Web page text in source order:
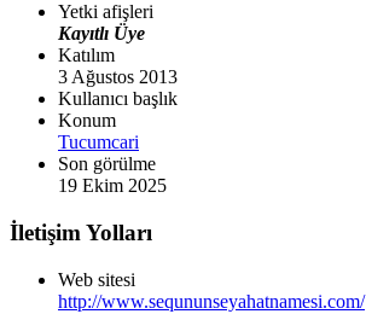
Yetki afişleri
Kayıtlı Üye
Katılım
3 Ağustos 2013
Kullanıcı başlık
Konum
Tucumcari
Son görülme
19 Ekim 2025
İletişim Yolları
Web sitesi
http://www.seqununseyahatnamesi.com/